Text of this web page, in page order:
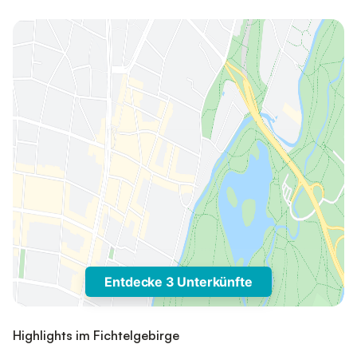
Entdecke 3 Unterkünfte
Highlights im Fichtelgebirge